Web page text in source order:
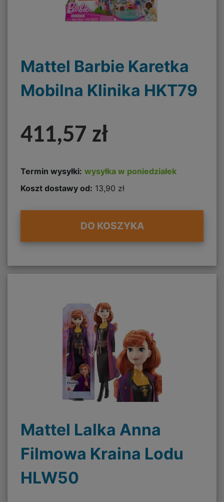
Mattel Barbie Karetka
Mobilna Klinika HKT79
411,57 zł
Termin wysyłki: wysyłka w poniedziałek
Koszt dostawy od: 13,90 zł
DO KOSZYKA
Mattel Lalka Anna
Filmowa Kraina Lodu
HLW50